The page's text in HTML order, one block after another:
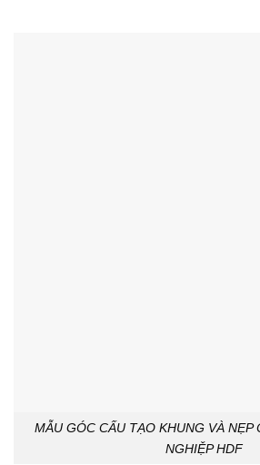
MẪU GÓC CẤU TẠO KHUNG VÀ NẸP
NGHIỆP HDF